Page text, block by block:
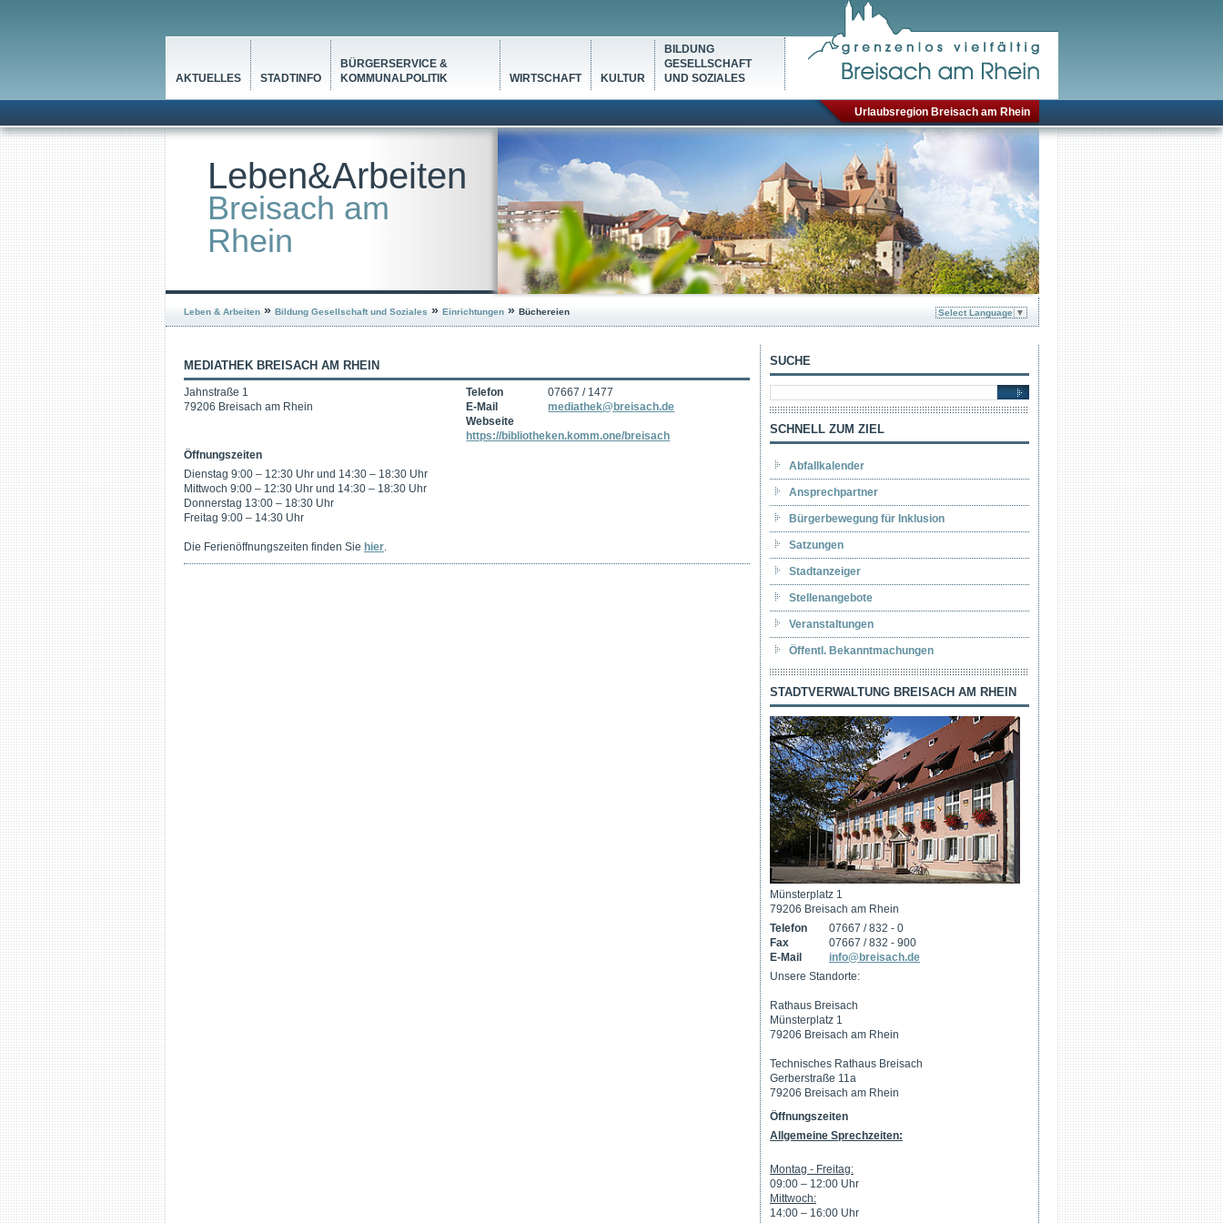
AKTUELLES STADTINFO
BÜRGERSERVICE &
KOMMUNALPOLITIK
WIRTSCHAFT KULTUR
BILDUNG
GESELLSCHAFT
UND SOZIALES
Urlaubsregion Breisach am Rhein
Leben&Arbeiten
Breisach am
Rhein
Leben & Arbeiten » Bildung Gesellschaft und Soziales » Einrichtungen » Büchereien Select Language ▼
MEDIATHEK BREISACH AM RHEIN
Jahnstraße 1
79206 Breisach am Rhein
Telefon
07667 / 1477
E-Mail
mediathek@breisach.de
Webseite
https://bibliotheken.komm.one/breisach
Öffnungszeiten
Dienstag 9:00 – 12:30 Uhr und 14:30 – 18:30 Uhr
Mittwoch 9:00 – 12:30 Uhr und 14:30 – 18:30 Uhr
Donnerstag 13:00 – 18:30 Uhr
Freitag 9:00 – 14:30 Uhr
Die Ferienöffnungszeiten finden Sie hier.
SUCHE
SCHNELL ZUM ZIEL
Abfallkalender
Ansprechpartner
Bürgerbewegung für Inklusion
Satzungen
Stadtanzeiger
Stellenangebote
Veranstaltungen
Öffentl. Bekanntmachungen
STADTVERWALTUNG BREISACH AM RHEIN
Münsterplatz 1
79206 Breisach am Rhein
Telefon
07667 / 832 - 0
Fax
07667 / 832 - 900
E-Mail
info@breisach.de
Unsere Standorte:
Rathaus Breisach
Münsterplatz 1
79206 Breisach am Rhein
Technisches Rathaus Breisach
Gerberstraße 11a
79206 Breisach am Rhein
Öffnungszeiten
Allgemeine Sprechzeiten:
Montag - Freitag:
09:00 – 12:00 Uhr
Mittwoch:
14:00 – 16:00 Uhr